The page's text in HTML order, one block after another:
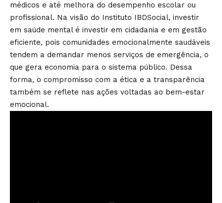
médicos e até melhora do desempenho escolar ou
profissional. Na visão do Instituto IBDSocial, investir
em saúde mental é investir em cidadania e em gestão
eficiente, pois comunidades emocionalmente saudáveis
tendem a demandar menos serviços de emergência, o
que gera economia para o sistema público. Dessa
forma, o compromisso com a ética e a transparência
também se reflete nas ações voltadas ao bem-estar
emocional.